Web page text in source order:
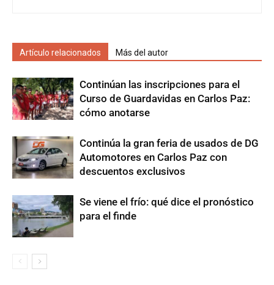
Artículo relacionados Más del autor
Continúan las inscripciones para el
Curso de Guardavidas en Carlos Paz:
cómo anotarse
Continúa la gran feria de usados de DG
Automotores en Carlos Paz con
descuentos exclusivos
Se viene el frío: qué dice el pronóstico
para el finde